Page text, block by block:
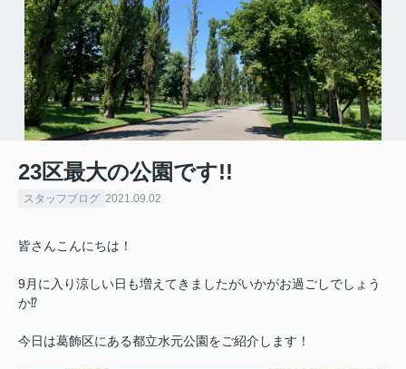
23区最大の公園です!!
スタッフブログ 2021.09.02
皆さんこんにちは！
9月に入り涼しい日も増えてきましたがいかがお過ごしでしょう
か⁉
今日は葛飾区にある都立水元公園をご紹介します！